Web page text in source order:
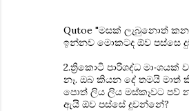
Qutoe "මසක් ලැබුනොත්
ඉන්නව මොකටද ඕව පස්සෙ
2.ත්‍රිකොටි පාරිශද්ධ මාංශයක්
නෑ. ඔබ කියන දේ තමයි
පොත් ලිය ලිය මස්කෑවට පව්
ඇයි ඕව පස්සේ දුවන්නේ?